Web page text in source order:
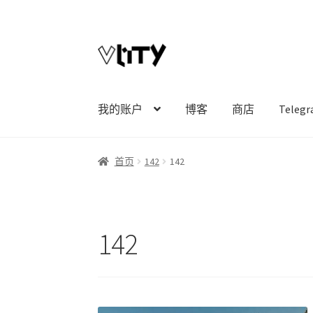
to
navigation
to
content
我的账户 博客 商店
首页 142 142
142